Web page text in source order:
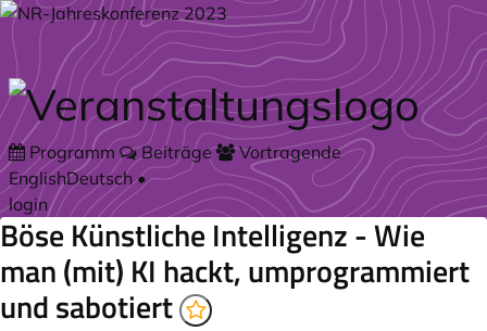
Zum Hauptteil springen
Programm Beiträge
Vortragende
EnglishDeutsch•
login
Böse Künstliche Intelligenz - Wie
man (mit) KI hackt, umprogrammiert
und sabotiert